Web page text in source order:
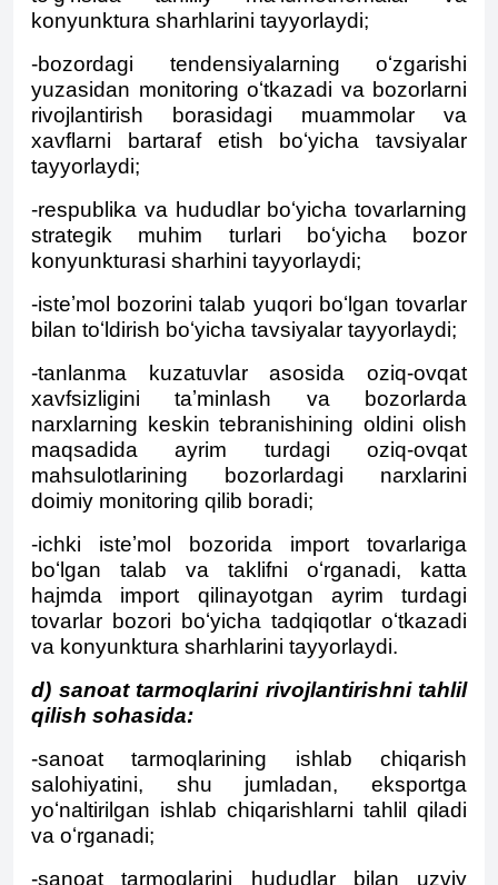
konyunktura sharhlarini tayyorlaydi;
-bozordagi tendensiyalarning oʻzgarishi
yuzasidan monitoring oʻtkazadi va bozorlarni
rivojlantirish borasidagi muammolar va
xavflarni bartaraf etish boʻyicha tavsiyalar
tayyorlaydi;
-respublika va hududlar boʻyicha tovarlarning
strategik muhim turlari boʻyicha bozor
konyunkturasi sharhini tayyorlaydi;
-isteʼmol bozorini talab yuqori boʻlgan tovarlar
bilan toʻldirish boʻyicha tavsiyalar tayyorlaydi;
-tanlanma kuzatuvlar asosida oziq-ovqat
xavfsizligini taʼminlash va bozorlarda
narxlarning keskin tebranishining oldini olish
maqsadida ayrim turdagi oziq-ovqat
mahsulotlarining bozorlardagi narxlarini
doimiy monitoring qilib boradi;
-ichki isteʼmol bozorida import tovarlariga
boʻlgan talab va taklifni oʻrganadi, katta
hajmda import qilinayotgan ayrim turdagi
tovarlar bozori boʻyicha tadqiqotlar oʻtkazadi
va konyunktura sharhlarini tayyorlaydi.
d) sanoat tarmoqlarini rivojlantirishni tahlil
qilish sohasida:
-sanoat tarmoqlarining ishlab chiqarish
salohiyatini, shu jumladan, eksportga
yoʻnaltirilgan ishlab chiqarishlarni tahlil qiladi
va oʻrganadi;
-sanoat tarmoqlarini hududlar bilan uzviy